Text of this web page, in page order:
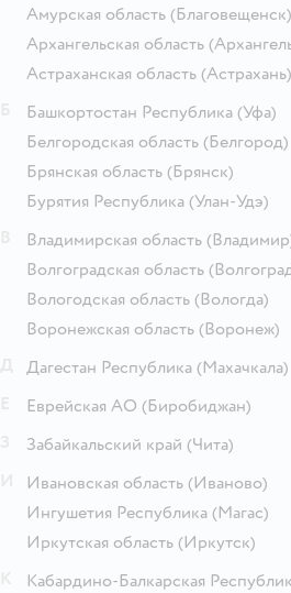
Амурская область (Благовещенск)
Архангельская область
Астраханская область (Астрахань)
Башкортостан Республика (Уфа)
Белгородская область (Белгород)
Брянская область (Брянск)
Бурятия Республика (Улан-Удэ)
Владимирская область
Волгоградская область
Вологодская область (Вологда)
Воронежская область (Воронеж)
Дагестан Республика (Махачкала)
Еврейская АО (Биробиджан)
Забайкальский край (Чита)
Ивановская область (Иваново)
Ингушетия Республика (Магас)
Иркутская область (Иркутск)
Кабардино-Балкарская